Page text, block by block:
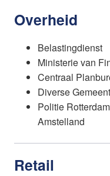
Overheid
Belastingdienst
Ministerie van
Centraal
Diverse
Politie
Amstelland
Retail